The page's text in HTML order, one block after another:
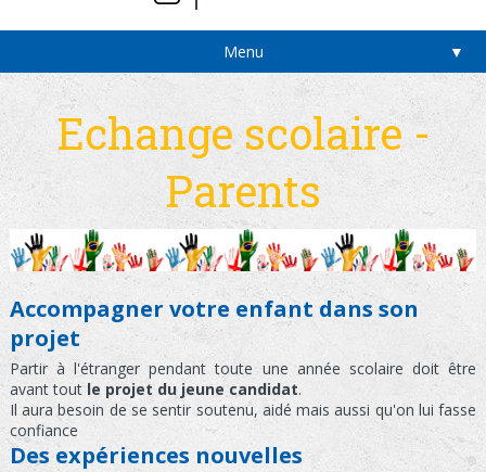
Menu ▼
Echange scolaire -
Parents
Accompagner votre enfant dans son
projet
Partir à l'étranger pendant toute une année scolaire doit être
avant tout le projet du jeune candidat.
Il aura besoin de se sentir soutenu, aidé mais aussi qu'on lui fasse
confiance
Des expériences nouvelles